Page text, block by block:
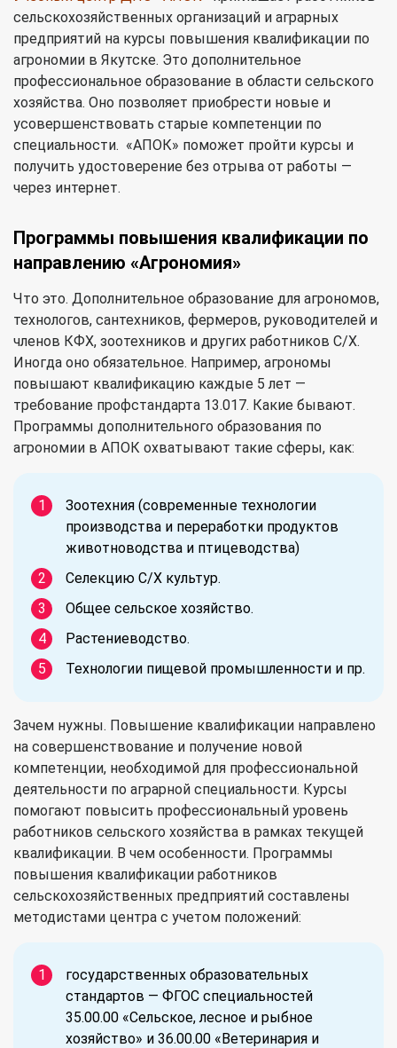
сельскохозяйственных организаций и аграрных
предприятий на курсы повышения квалификации по
агрономии в Якутске. Это дополнительное
профессиональное образование в области сельского
хозяйства. Оно позволяет приобрести новые и
усовершенствовать старые компетенции по
специальности. «АПОК» поможет пройти курсы и
получить удостоверение без отрыва от работы —
через интернет.
Программы повышения квалификации по
направлению «Агрономия»
Что это. Дополнительное образование для агрономов,
технологов, сантехников, фермеров, руководителей и
членов КФХ, зоотехников и других работников С/Х.
Иногда оно обязательное. Например, агрономы
повышают квалификацию каждые 5 лет —
требование профстандарта 13.017. Какие бывают.
Программы дополнительного образования по
агрономии в АПОК охватывают такие сферы, как:
Зоотехния (современные технологии
производства и переработки продуктов
животноводства и птицеводства)
Селекцию С/Х культур.
Общее сельское хозяйство.
Растениеводство.
Технологии пищевой промышленности и пр.
Зачем нужны. Повышение квалификации направлено
на совершенствование и получение новой
компетенции, необходимой для профессиональной
деятельности по аграрной специальности. Курсы
помогают повысить профессиональный уровень
работников сельского хозяйства в рамках текущей
квалификации. В чем особенности. Программы
повышения квалификации работников
сельскохозяйственных предприятий составлены
методистами центра с учетом положений:
государственных образовательных
стандартов — ФГОС специальностей
35.00.00 «Сельское, лесное и рыбное
хозяйство» и 36.00.00 «Ветеринария и